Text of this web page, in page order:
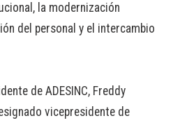
la modernización
del personal y el intercambio
de ADESINC, Freddy
vicepresidente de